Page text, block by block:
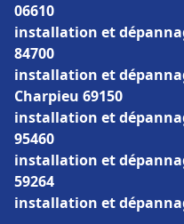
06610
installation et
84700
installation et
Charpieu 69150
installation et
95460
installation et
59264
installation et